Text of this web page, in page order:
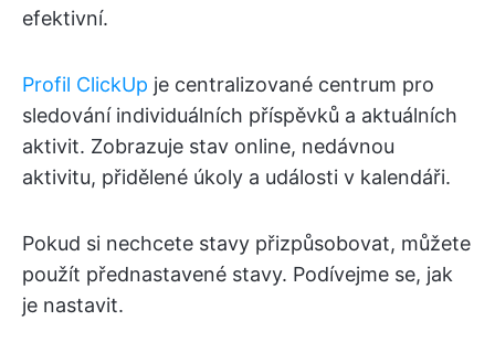
efektivní.
Profil ClickUp je centralizované centrum pro
sledování individuálních příspěvků a aktuálních
aktivit. Zobrazuje stav online, nedávnou
aktivitu, přidělené úkoly a události v kalendáři.
Pokud si nechcete stavy přizpůsobovat, můžete
použít přednastavené stavy. Podívejme se, jak
je nastavit.